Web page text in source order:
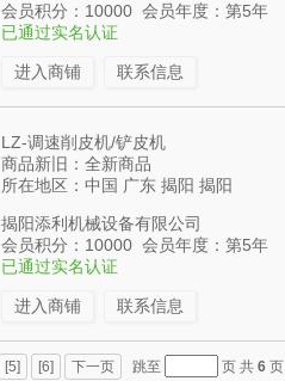
会员积分：10000 会员年度：第5年
已通过实名认证
进入商铺 联系信息
LZ-调速削皮机/铲皮机
商品新旧：全新商品
所在地区：中国 广东 揭阳 揭阳
揭阳添利机械设备有限公司
会员积分：10000 会员年度：第5年
已通过实名认证
进入商铺 联系信息
[5] [6] 下一页 跳至 页 共 6 页